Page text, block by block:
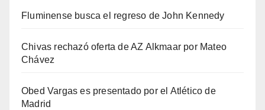
Fluminense busca el regreso de John Kennedy
Chivas rechazó oferta de AZ Alkmaar por Mateo
Chávez
Obed Vargas es presentado por el Atlético de
Madrid